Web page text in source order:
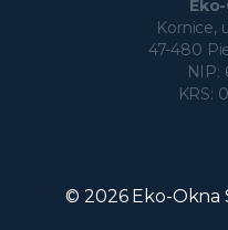
Kornice,
47-480
NIP:
KRS:
© 2026 Eko-Okna